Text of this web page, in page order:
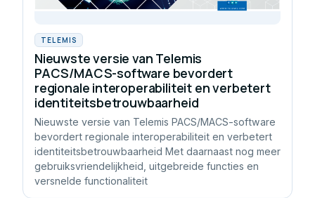
TELEMIS
Nieuwste versie van Telemis
PACS/MACS-software bevordert
regionale interoperabiliteit en verbetert
identiteitsbetrouwbaarheid
Nieuwste versie van Telemis PACS/MACS-software
bevordert regionale interoperabiliteit en verbetert
identiteitsbetrouwbaarheid Met daarnaast nog meer
gebruiksvriendelijkheid, uitgebreide functies en
versnelde functionaliteit